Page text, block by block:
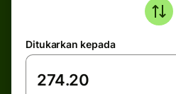
Ditukarkan kepada